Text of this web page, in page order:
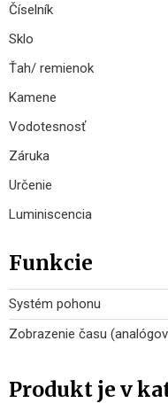
Číselník
Sklo
Ťah/ remienok
Kamene
Vodotesnosť
Záruka
Určenie
Luminiscencia
Funkcie
Systém pohonu
Zobrazenie času
Produkt je v